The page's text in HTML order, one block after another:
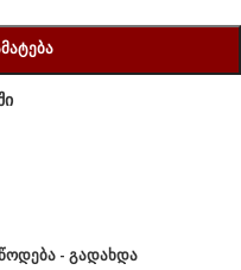
- ᲒᲐᲓᲐᲮᲓᲐ